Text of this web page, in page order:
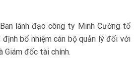
lãnh đạo công ty Minh Cường tổ
bổ nhiệm cán bộ quản lý đối với
Giám đốc tài chính.